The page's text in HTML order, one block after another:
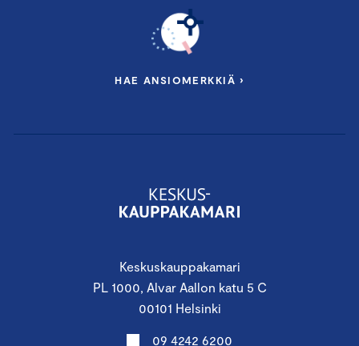
Keskuskauppakamari
PL 1000, Alvar Aallon katu 5 C
00101 Helsinki
09 4242 6200
HAE ANSIOMERKKIÄ ›